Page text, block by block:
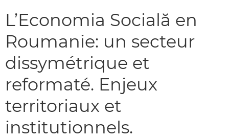
L’Economia Socială en
Roumanie: un secteur
dissymétrique et
reformaté. Enjeux
territoriaux et
institutionnels.